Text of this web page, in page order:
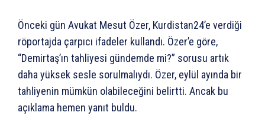
Önceki gün Avukat Mesut Özer, Kurdistan24’e verdiği
röportajda çarpıcı ifadeler kullandı. Özer’e göre,
“Demirtaş’ın tahliyesi gündemde mi?” sorusu artık
daha yüksek sesle sorulmalıydı. Özer, eylül ayında bir
tahliyenin mümkün olabileceğini belirtti. Ancak bu
açıklama hemen yanıt buldu.